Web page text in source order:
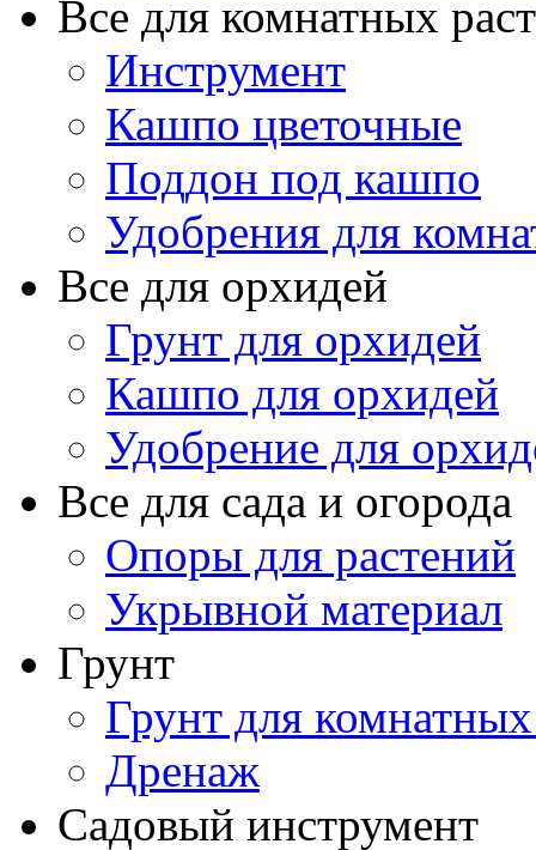
Все для комнатных
Инструмент
Кашпо цветочные
Поддон под кашпо
Удобрения для
Все для орхидей
Грунт для орхидей
Кашпо для орхидей
Удобрение для
Все для сада и огорода
Опоры для растений
Укрывной материал
Грунт
Грунт для
Дренаж
Садовый инструмент